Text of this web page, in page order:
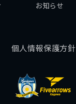
個人情報保護方針
お知らせ